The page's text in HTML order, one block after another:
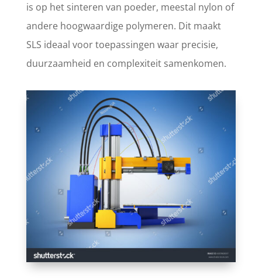
is op het sinteren van poeder, meestal nylon of
andere hoogwaardige polymeren. Dit maakt
SLS ideaal voor toepassingen waar precisie,
duurzaamheid en complexiteit samenkomen.